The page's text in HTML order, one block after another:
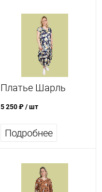
Платье Шарль
5 250 ₽/ шт
Подробнее